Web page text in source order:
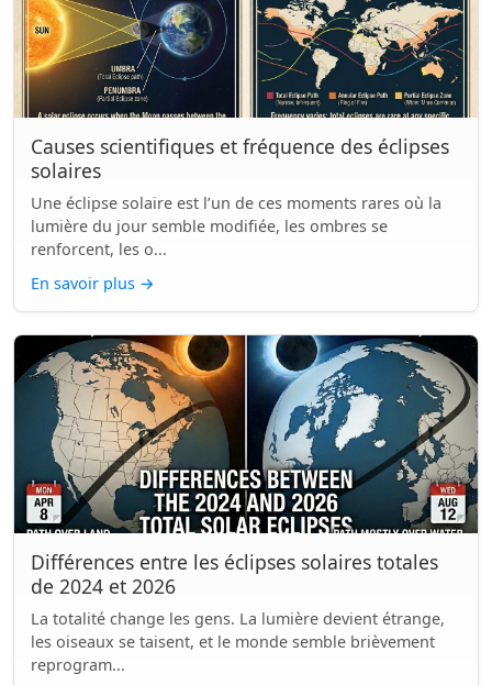
Causes scientifiques et fréquence des éclipses
solaires
Une éclipse solaire est l’un de ces moments rares où la
lumière du jour semble modifiée, les ombres se
renforcent, les o...
En savoir plus →
Différences entre les éclipses solaires totales
de 2024 et 2026
La totalité change les gens. La lumière devient étrange,
les oiseaux se taisent, et le monde semble brièvement
reprogram...